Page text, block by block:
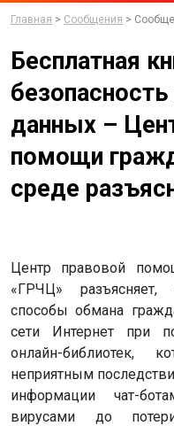
Главная > Сообщения >
Бесплатная
данных –
помощи
среде
Центр правовой
«ГРЧЦ»
способы обмана
сети Интернет при
онлайн-библиотек,
неприятным
информации чат-
вирусами до